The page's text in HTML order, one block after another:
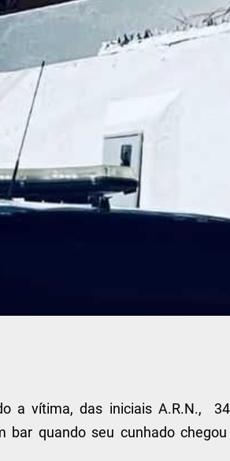
a vítima, das iniciais A.R.N.,
bar quando seu cunhado